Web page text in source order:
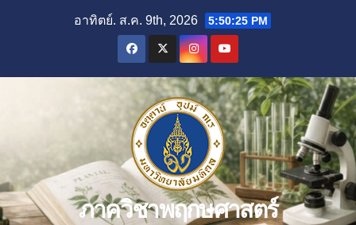
อาทิตย์. ส.ค. 9th, 2026 5:50:25 PM
ภาควิชาพฤกษศาสตร์